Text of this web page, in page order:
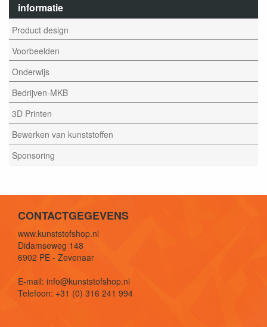
informatie
Product design
Voorbeelden
Onderwijs
Bedrijven-MKB
3D Printen
Bewerken van kunststoffen
Sponsoring
CONTACTGEGEVENS
www.kunststofshop.nl
Didamseweg 148
6902 PE - Zevenaar
E-mail: info@kunststofshop.nl
Telefoon: +31 (0) 316 241 994